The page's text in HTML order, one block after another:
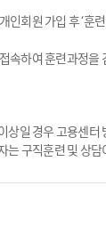
회원 가입 후 ‘훈
속하여 훈련과정을
상일 경우 고용센터
는 구직훈련 및 상